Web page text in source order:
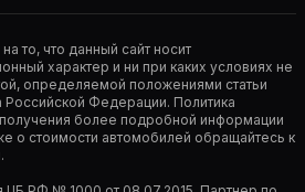
то, что данный сайт носит
характер и ни при каких условиях не
определяемой положениями статьи
Российской Федерации. Политика
более подробной информации
о стоимости автомобилей обращайтесь к